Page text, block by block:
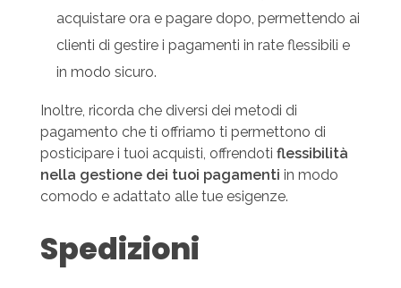
acquistare ora e pagare dopo, permettendo ai
clienti di gestire i pagamenti in rate flessibili e
in modo sicuro.
Inoltre, ricorda che diversi dei metodi di
pagamento che ti offriamo ti permettono di
posticipare i tuoi acquisti, offrendoti flessibilità
nella gestione dei tuoi pagamenti in modo
comodo e adattato alle tue esigenze.
Spedizioni